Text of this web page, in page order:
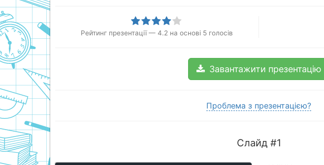
Рейтинг презентації — 4.2 на основі 5голосів
Завантажити презентацію
Проблема з презентацією?
Слайд #1